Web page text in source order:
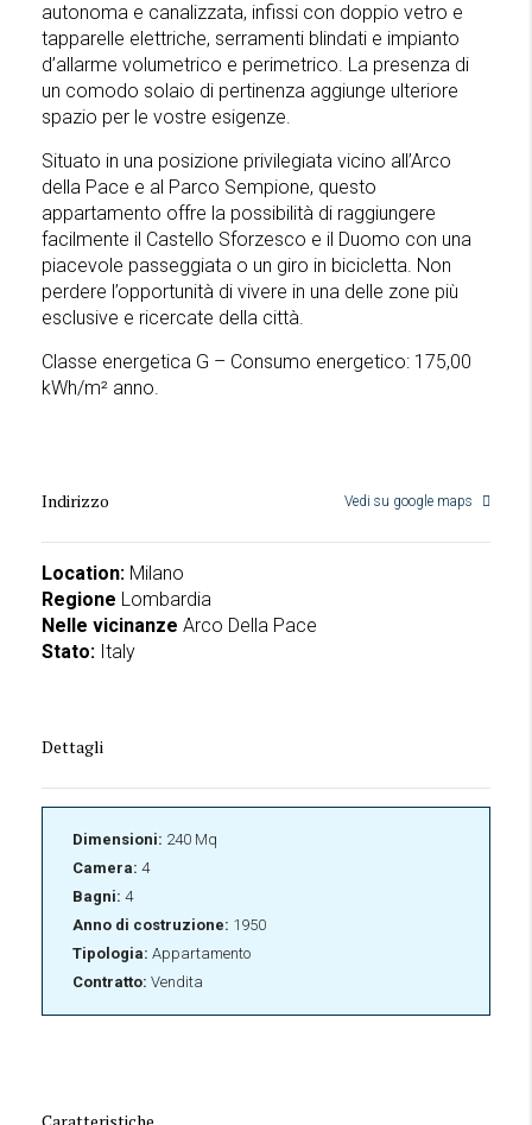
autonoma e canalizzata, infissi con doppio vetro e
tapparelle elettriche, serramenti blindati e impianto
d’allarme volumetrico e perimetrico. La presenza di
un comodo solaio di pertinenza aggiunge ulteriore
spazio per le vostre esigenze.
Situato in una posizione privilegiata vicino all’Arco
della Pace e al Parco Sempione, questo
appartamento offre la possibilità di raggiungere
facilmente il Castello Sforzesco e il Duomo con una
piacevole passeggiata o un giro in bicicletta. Non
perdere l’opportunità di vivere in una delle zone più
esclusive e ricercate della città.
Classe energetica G – Consumo energetico: 175,00
kWh/m² anno.
Indirizzo Vedi su google maps
Location: Milano
Regione Lombardia
Nelle vicinanze Arco Della Pace
Stato: Italy
Dettagli
Dimensioni: 240 Mq
Camera: 4
Bagni: 4
Anno di costruzione: 1950
Tipologia: Appartamento
Contratto: Vendita